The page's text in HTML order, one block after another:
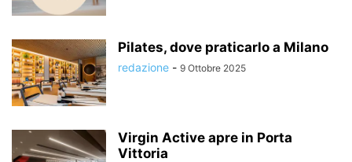
Pilates, dove praticarlo a Milano
redazione - 9 Ottobre 2025
Virgin Active apre in Porta
Vittoria